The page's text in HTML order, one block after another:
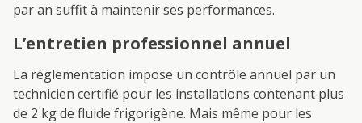
par an suffit à maintenir ses performances.
L’entretien professionnel annuel
La réglementation impose un contrôle annuel par un
technicien certifié pour les installations contenant plus
de 2 kg de fluide frigorigène. Mais même pour les